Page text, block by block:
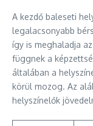
A kezdő baleseti
legalacsonyabb
így is meghaladja
függnek a
általában a
körül mozog. Az
helyszínelők